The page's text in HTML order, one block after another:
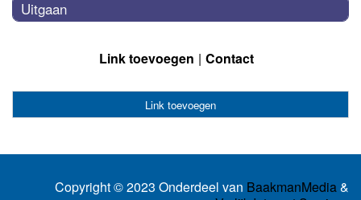
Uitgaan
Link toevoegen Contact
Link toevoegen
Copyright © 2023 Onderdeel van BaakmanMedia&